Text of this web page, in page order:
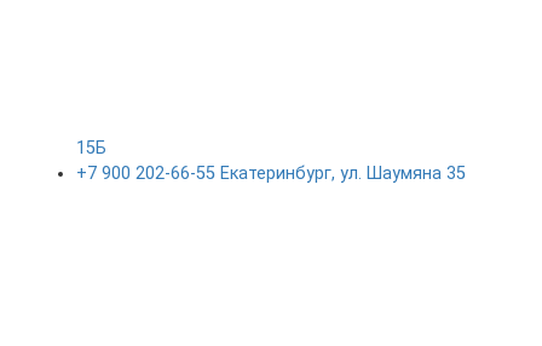
15Б
+7 900 202-66-55 Екатеринбург, ул. Шаумяна 35